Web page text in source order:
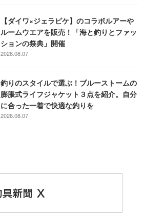
【ダイワ×ジェラピケ】のコラボルアーや
ルームウエアを販売！「海と釣りとファッ
ションの祭典」開催
2026.08.07
釣りのスタイルで選ぶ！ブルーストームの
膨脹式ライフジャケット３点を紹介。自分
に合った一着で快適な釣りを
2026.08.07